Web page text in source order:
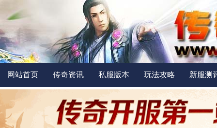
网站首页 传奇资讯 私服版本 玩法攻略 新服测